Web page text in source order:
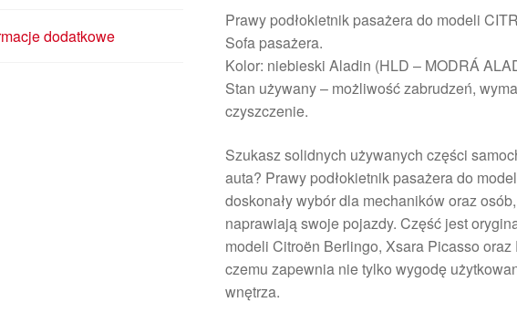
dodatkowe
Prawy podłokietnik pasażera do modeli
Sofa pasażera.
Kolor: niebieski Aladin (HLD – MODRÁ
Stan używany – możliwość zabrudzeń,
czyszczenie.
Szukasz solidnych używanych części
auta? Prawy podłokietnik pasażera do
doskonały wybór dla mechaników oraz
naprawiają swoje pojazdy. Część jest
modeli Citroën Berlingo, Xsara Picasso
czemu zapewnia nie tylko wygodę
wnętrza.